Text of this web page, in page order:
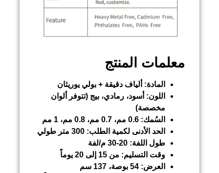
معلمات المنتج
المادة: ألياف دقيقة + بولي يوريثان
اللون: أسود، رمادي، بيج (تتوفر ألوان
مخصصة)
السُمك:
الحد الأدنى لكمية الطلب:
طول اللفة:
وقت التسليم: من 15 إلى 20 يوماً
العرض: